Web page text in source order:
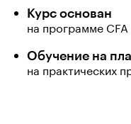
Курс основан
на программе CFA
Обучение на
на практических